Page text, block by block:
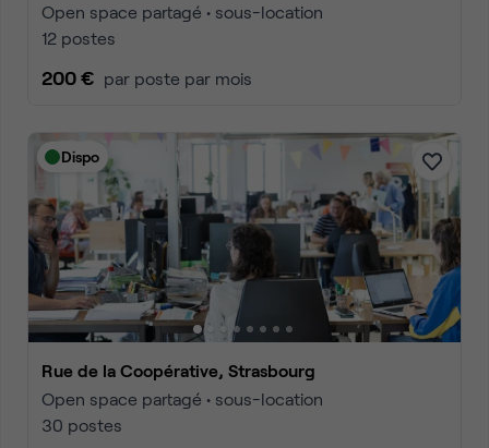
Open space partagé • sous-location
12 postes
200 € par poste par mois
Dispo
Rue de la Coopérative, Strasbourg
Open space partagé • sous-location
30 postes